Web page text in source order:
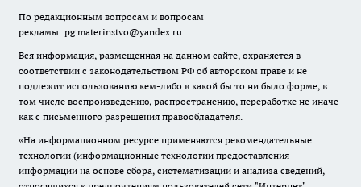
По редакционным вопросам и вопросам
рекламы: pg.materinstvo@yandex.ru.
Вся информация, размещенная на данном сайте, охраняется в
соответствии с законодательством РФ об авторском праве и не
подлежит использованию кем-либо в какой бы то ни было форме, в
том числе воспроизведению, распространению, переработке не иначе
как с письменного разрешения правообладателя.
«На информационном ресурсе применяются рекомендательные
технологии (информационные технологии предоставления
информации на основе сбора, систематизации и анализа сведений,